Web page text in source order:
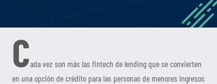
Cada vez son más las fintech de lending que se convierten
en una opción de crédito para las personas de menores ingresos